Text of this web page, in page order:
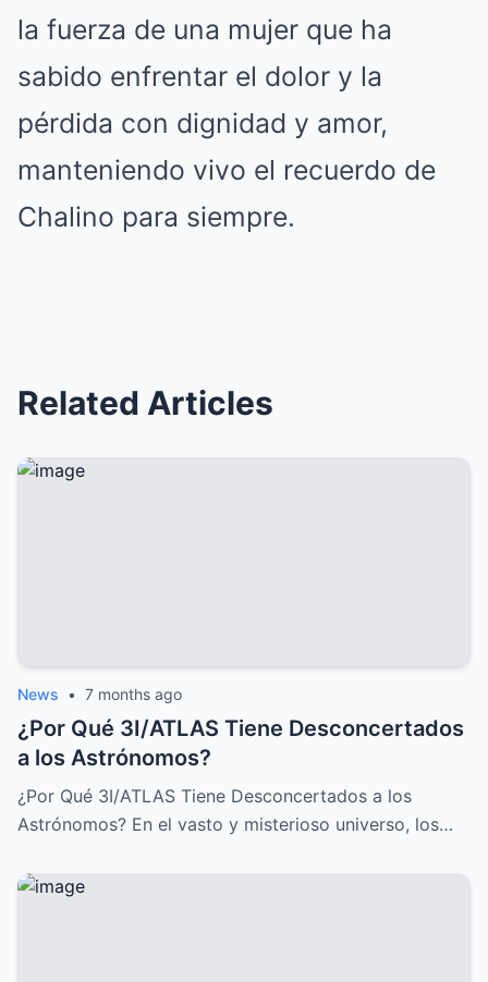
la fuerza de una mujer que ha
sabido enfrentar el dolor y la
pérdida con dignidad y amor,
manteniendo vivo el recuerdo de
Chalino para siempre.
Related Articles
News • 7 months ago
¿Por Qué 3I/ATLAS Tiene Desconcertados
a los Astrónomos?
¿Por Qué 3I/ATLAS Tiene Desconcertados a los
Astrónomos? En el vasto y misterioso universo, los…